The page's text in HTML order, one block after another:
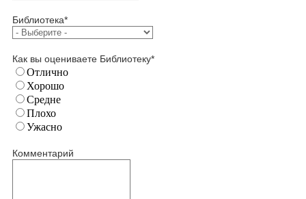
Библиотека*
Как вы оцениваете Библиотеку*
Отлично
Хорошо
Средне
Плохо
Ужасно
Комментарий